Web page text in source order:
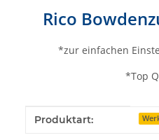
Rico
*zur einfachen
*Top
Produkteigenschaft
Wert
Produktart: